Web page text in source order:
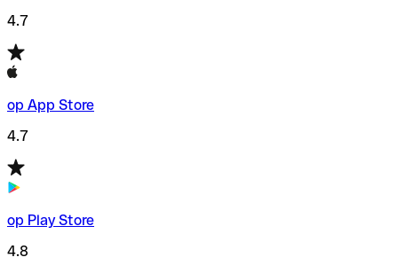
4.7
op App Store
4.7
op Play Store
4.8